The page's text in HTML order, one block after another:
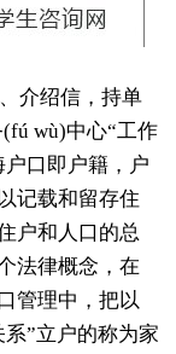
介绍信，持单
wù)中心“工作
口即户籍，户
记载和留存住
户和人口的总
法律概念，在
管理中，把以
”立户的称为家